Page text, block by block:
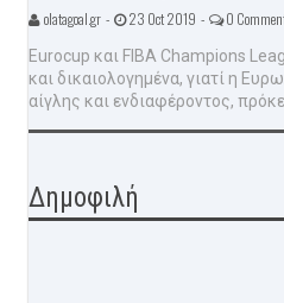
olatagoal.gr - 23 Oct 2019 - 0
Eurocup και FIBA Champions
και δικαιολογημένα, γιατί η
αίγλης και ενδιαφέροντος,
Δημοφιλή